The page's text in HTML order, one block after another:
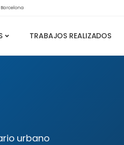
TRABAJOS REALIZADOS
urbano